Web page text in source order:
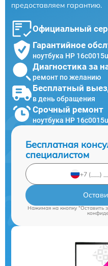
предоставляем гарантию.
Официальный
Гарантийное
ноутбука HP
Диагностика за
ремонт по желанию
Бесплатный
в день обращения
Срочный ремонт
ноутбука HP
Бесплатная
специалистом
Нажимая на кнопку "Оставить